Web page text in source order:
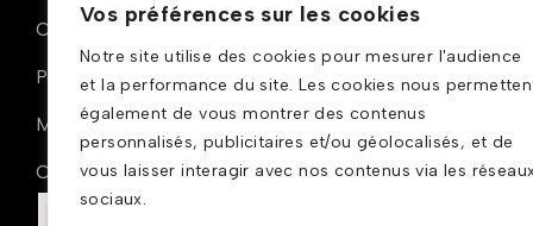
Vos préférences sur les cookies
Notre site utilise des cookies pour mesurer l'audience
et la performance du site. Les cookies nous
également de vous montrer des contenus
personnalisés, publicitaires et/ou géolocalisés, et de
vous laisser interagir avec nos contenus via les
sociaux.
Conditions générales de ventes
Politique de confidentialité
Mentions légales
Contact